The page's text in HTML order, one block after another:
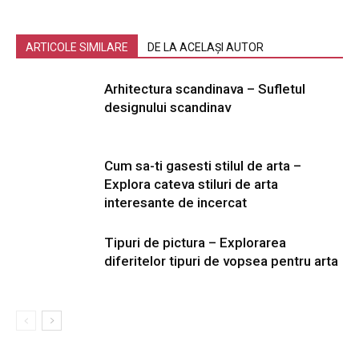
ARTICOLE SIMILARE DE LA ACELAȘI AUTOR
Arhitectura scandinava – Sufletul
designului scandinav
Cum sa-ti gasesti stilul de arta –
Explora cateva stiluri de arta
interesante de incercat
Tipuri de pictura – Explorarea
diferitelor tipuri de vopsea pentru arta